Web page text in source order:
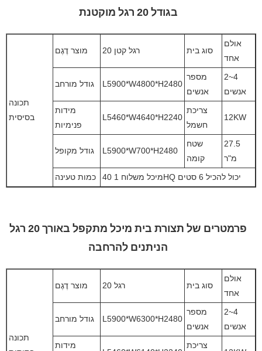
בגודל 20 רגל מוקטנת
תכונה
בסיסית
מוצר דֶגֶם 20 רגל קטן סוג בית
אולם
אחד
גודל מורחב L5900*W4800*H2480
מספר
אנשים
2~4
אנשים
מידות
פנימיות
L5460*W4640*H2240
צריכת
חשמל
12KW
גודל מקופל L5900*W700*H2480
שטח
קומה
27.5
מ"ר
כמות טעינה
מיכל משלוח 1 40HQ יכול להכיל 6 סטים
פרמטרים של תצורת בית מיכל מתקפל באורך 20 רגל
הניתנים להרחבה
תכונה
מוצר דֶגֶם 20 רגל סוג בית
אולם
אחד
גודל מורחב L5900*W6300*H2480
מספר
אנשים
2~4
אנשים
מידות
צריכת